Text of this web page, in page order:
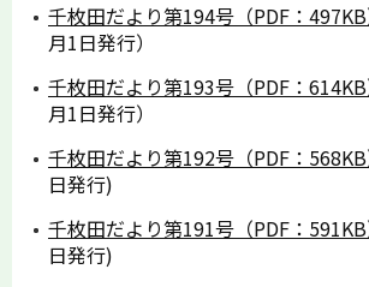
千枚田だより第194号（PDF：497KB
月1日発行）
千枚田だより第193号（PDF：614KB
月1日発行）
千枚田だより第192号（PDF：568KB
日発行)
千枚田だより第191号（PDF：591KB
日発行)